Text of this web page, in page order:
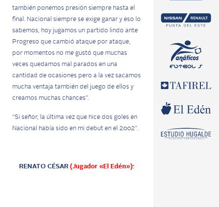
también ponemos presión siempre hasta el
final. Nacional siempre se exige ganar y eso lo
sabemos, hoy jugamos un partido lindo ante
Progreso que cambió ataque por ataque,
por momentos no me gustó que muchas
veces quedamos mal parados en una
cantidad de ocasiones pero a la vez sacamos
mucha ventaja también del juego de ellos y
creamos muchas chances”.
“Si señor, la última vez que hice dos goles en
Nacional había sido en mi debut en el 2002”.
RENATO CÉSAR(Jugador «El Edén»):